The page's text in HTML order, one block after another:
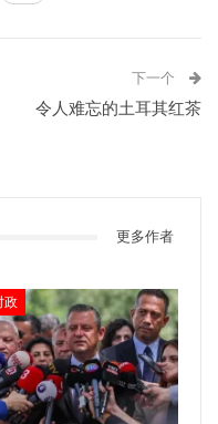
下一个
令人难忘的土耳其红茶
更多作者
政